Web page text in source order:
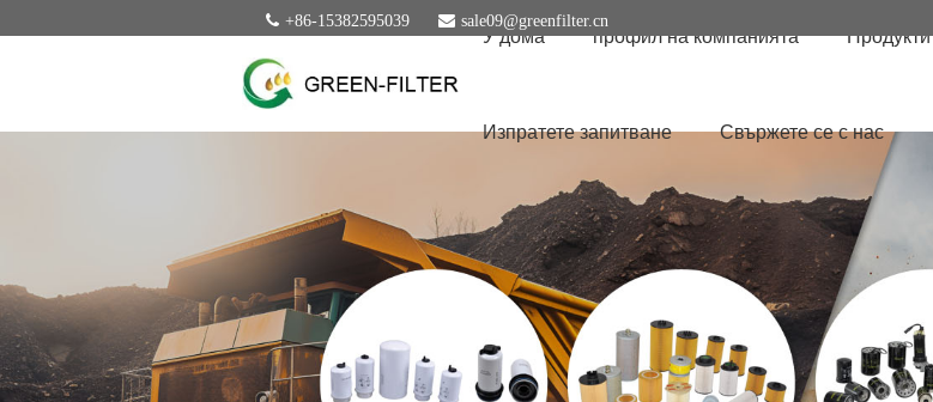
+86-15382595039 sale09@greenfilter.cn
У дома профил на компанията Продукти
Изпратете запитване Свържете се с нас